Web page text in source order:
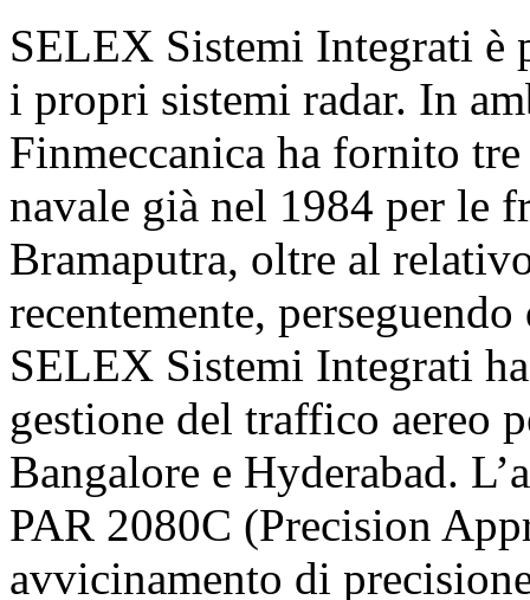
SELEX Sistemi Integrati è
i propri sistemi radar. In
Finmeccanica ha fornito
navale già nel 1984 per le
Bramaputra, oltre al
recentemente,
SELEX Sistemi Integrati
gestione del traffico aereo
Bangalore e Hyderabad.
PAR 2080C (Precision
avvicinamento di